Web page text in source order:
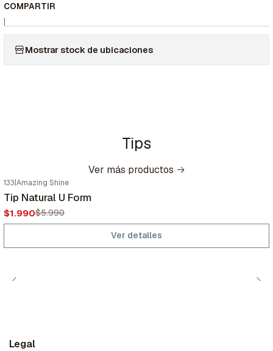
COMPARTIR
|
Mostrar stock de ubicaciones
Tips
Ver más productos
-67%
OFF
Agotado
133 Amazing Shine
Tip Natural U Form
$1.990$5.990
Ver detalles
Legal